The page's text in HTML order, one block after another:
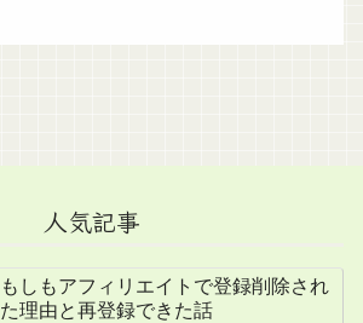
人気記事
もしもアフィリエイトで登録削除され
た理由と再登録できた話